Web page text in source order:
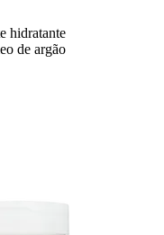
hidratante
de argão